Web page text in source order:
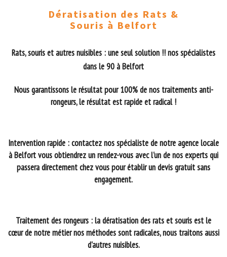
Dératisation des Rats &
Souris à Belfort
Rats, souris et autres nuisibles : une seul solution !! nos spécialistes
dans le 90 à Belfort
Nous garantissons le résultat pour 100% de nos traitements anti-
rongeurs, le résultat est rapide et radical !
Intervention rapide : contactez nos spécialiste de notre agence locale
à Belfort vous obtiendrez un rendez-vous avec l'un de nos experts qui
passera directement chez vous pour établir un devis gratuit sans
engagement.
Traitement des rongeurs : la dératisation des rats et souris est le
cœur de notre métier nos méthodes sont radicales, nous traitons aussi
d'autres nuisibles.